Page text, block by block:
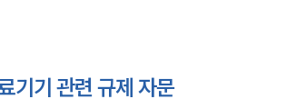
기기 관련 규제 자문